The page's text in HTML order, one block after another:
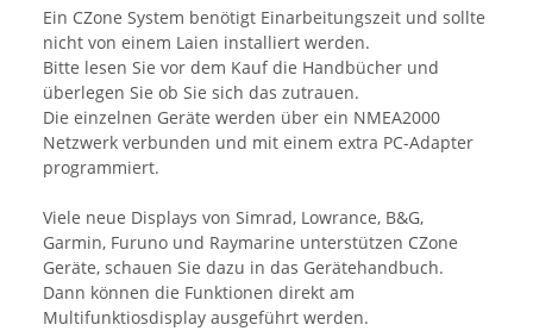
Ein CZone System benötigt Einarbeitungszeit und sollte
nicht von einem Laien installiert werden.
Bitte lesen Sie vor dem Kauf die Handbücher und
überlegen Sie ob Sie sich das zutrauen.
Die einzelnen Geräte werden über ein NMEA2000
Netzwerk verbunden und mit einem extra PC-Adapter
programmiert.
Viele neue Displays von Simrad, Lowrance, B&G,
Garmin, Furuno und Raymarine unterstützen CZone
Geräte, schauen Sie dazu in das Gerätehandbuch.
Dann können die Funktionen direkt am
Multifunktiosdisplay ausgeführt werden.